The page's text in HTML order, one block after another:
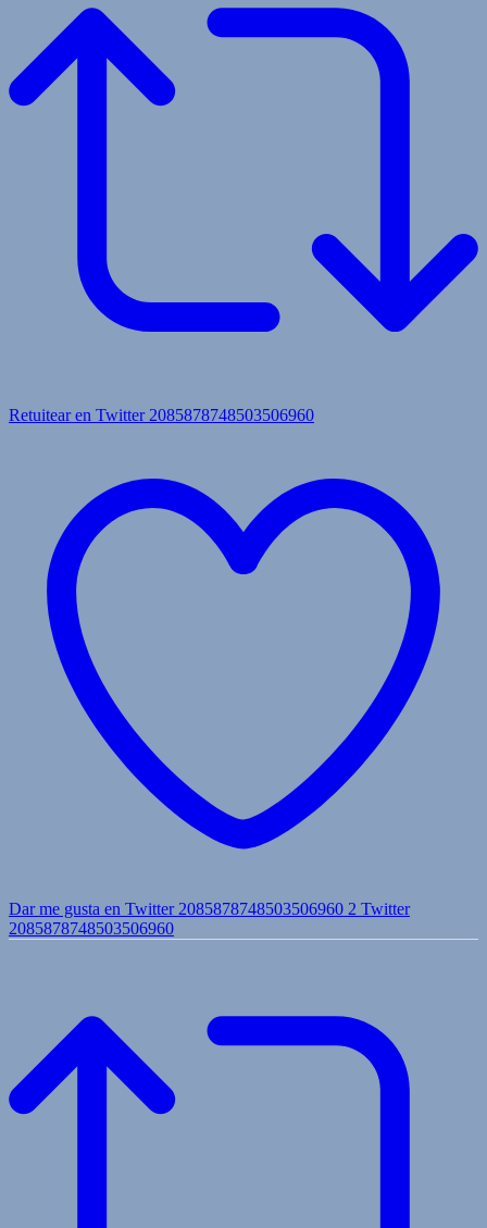
Retuitear en Twitter 2085878748503506960
Dar me gusta en Twitter 2085878748503506960 2 Twitter
2085878748503506960